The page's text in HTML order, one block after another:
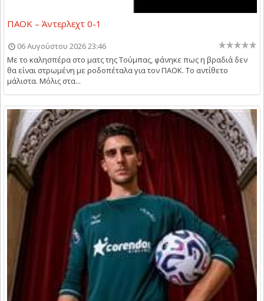
ΠΑΟΚ – Άντερλεχτ 0-1
06 Αυγούστου 2026 23:46
Με το καλησπέρα στο ματς της Τούμπας, φάνηκε πως η βραδιά δεν
θα είναι στρωμένη με ροδοπέταλα για τον ΠΑΟΚ. Το αντίθετο
μάλιστα. Μόλις στα...